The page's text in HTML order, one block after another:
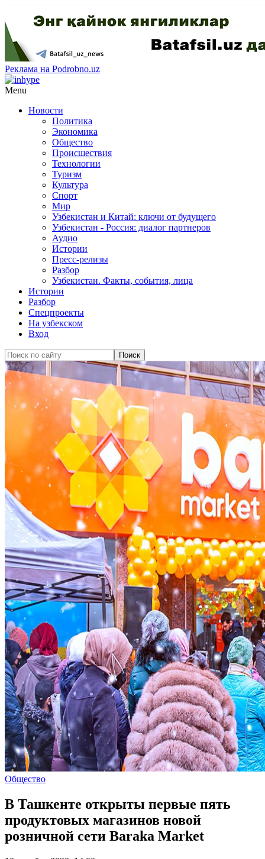
Реклама на Podrobno.uz
Menu
Новости
Политика
Экономика
Общество
Происшествия
Технологии
Туризм
Культура
Спорт
Мир
Узбекистан и Китай: ключи от будущего
Узбекистан - Россия: диалог партнеров
Аудио
Истории
Пресс-релизы
Разбор
Узбекистан. Факты, события, лица
Истории
Разбор
Спецпроекты
На узбекском
Вход
Общество
В Ташкенте открыты первые пять
продуктовых магазинов новой
розничной сети Baraka Market